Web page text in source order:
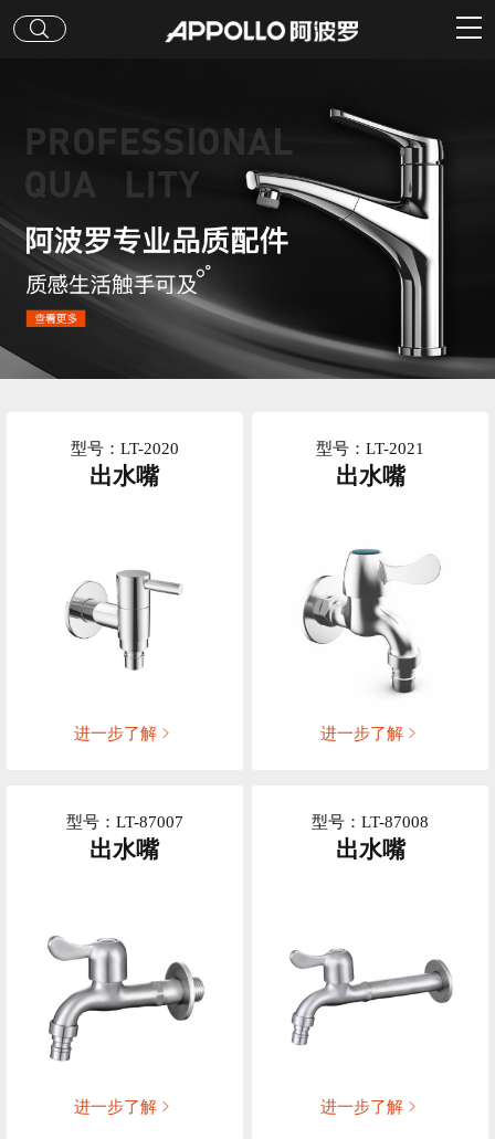
型号：LT-2020
出水嘴
进一步了解
型号：LT-2021
出水嘴
进一步了解
型号：LT-87007
出水嘴
进一步了解
型号：LT-87008
出水嘴
进一步了解